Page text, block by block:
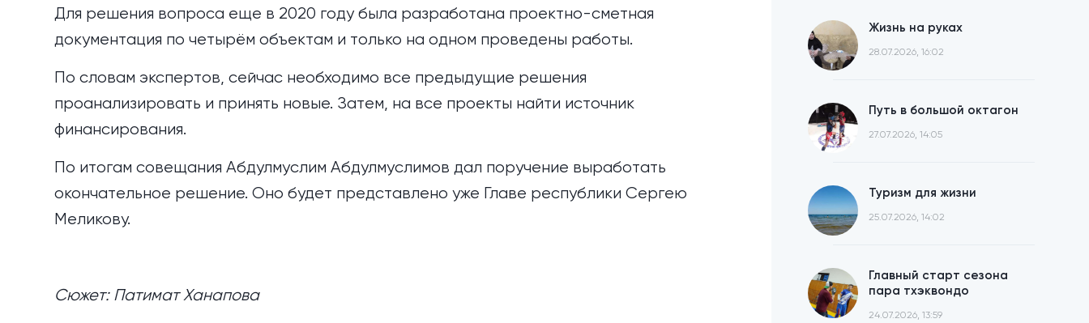
Для решения вопроса еще в 2020 году была разработана проектно-сметная
документация по четырём объектам и только на одном проведены работы.
По словам экспертов, сейчас необходимо все предыдущие решения
проанализировать и принять новые. Затем, на все проекты найти источник
финансирования.
По итогам совещания Абдулмуслим Абдулмуслимов дал поручение выработать
окончательное решение. Оно будет представлено уже Главе республики Сергею
Меликову.
Сюжет: Патимат Ханапова
Жизнь на руках
28.07.2026, 16:02
Путь в большой октагон
27.07.2026, 14:05
Туризм для жизни
25.07.2026, 14:02
Главный старт сезона
пара тхэквондо
24.07.2026, 13:59